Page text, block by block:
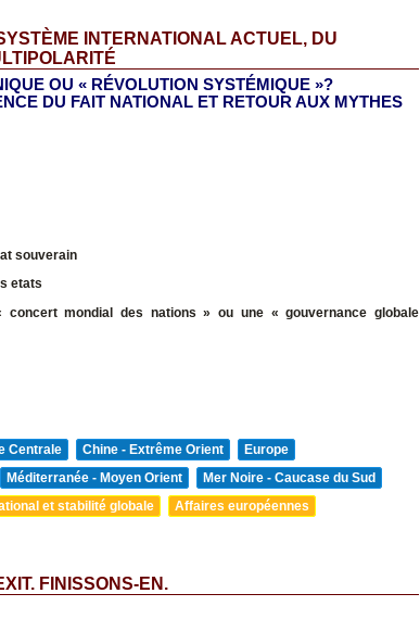
INTERNATIONAL ACTUEL, DU
OU « RÉVOLUTION SYSTÉMIQUE »?
DU FAIT NATIONAL ET RETOUR AUX MYTHES
souverain
etats
concert mondial des nations » ou une « gouvernance globale
Centrale Chine - Extrême Orient
Europe
Méditerranée - Moyen Orient
Mer Noire - Caucase du Sud
et stabilité globale
Affaires européennes
FINISSONS-EN.